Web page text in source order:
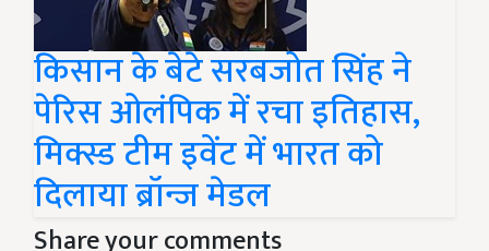
किसान के बेटे सरबजोत सिंह ने
पेरिस ओलंपिक में रचा इतिहास,
मिक्स्ड टीम इवेंट में भारत को
दिलाया ब्रॉन्ज मेडल
Share your comments